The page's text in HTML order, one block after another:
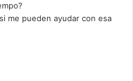
me pueden ayudar con esa